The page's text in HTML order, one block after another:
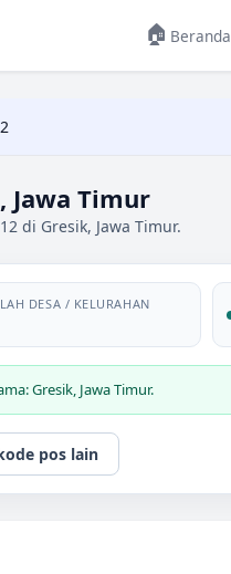
🏠 Beranda
Jawa Timur
di Gresik, Jawa Timur.
DESA / KELURAHAN
Gresik, Jawa Timur.
pos lain